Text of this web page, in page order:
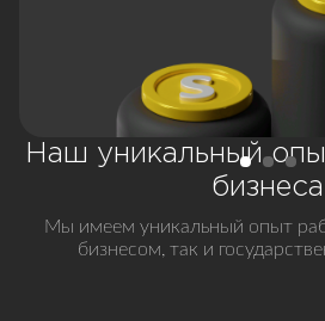
Наш уникальный
бизнеса
Мы имеем уникальный опыт
бизнесом, так и